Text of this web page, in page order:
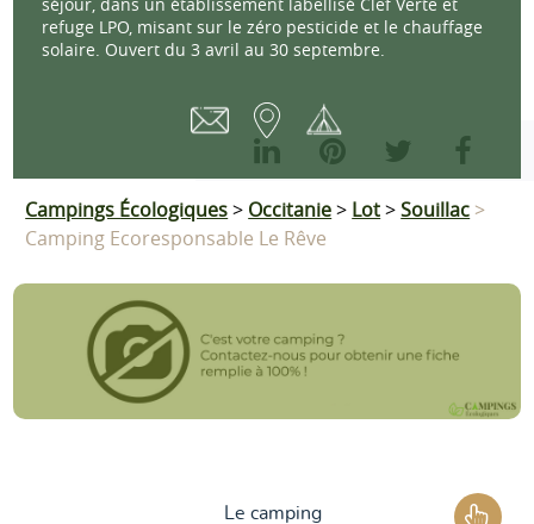
refuge LPO, misant sur le zéro pesticide et le chauffage
solaire. Ouvert du 3 avril au 30 septembre.
Campings Écologiques> Occitanie> Lot>Souillac >
Camping Ecoresponsable Le Rêve
Le camping